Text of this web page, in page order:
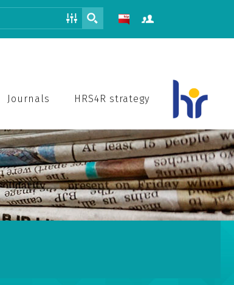
Journals HRS4R strategy